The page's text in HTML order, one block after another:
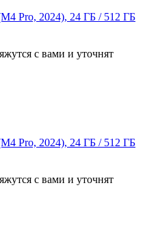
Pro, 2024), 24 ГБ / 512 ГБ
с вами и уточнят
Pro, 2024), 24 ГБ / 512 ГБ
с вами и уточнят